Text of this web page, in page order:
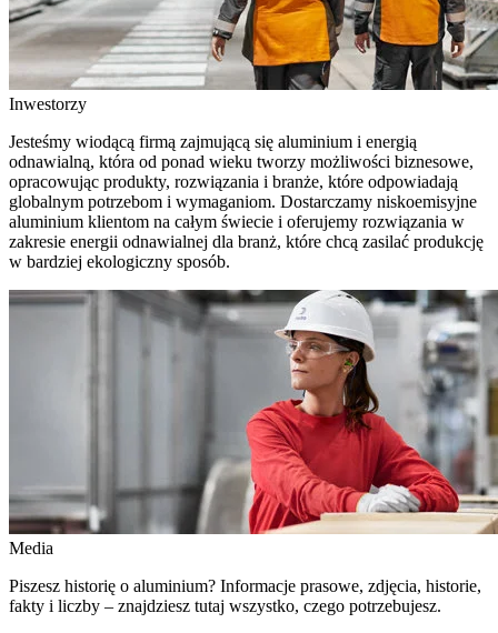
Inwestorzy
Jesteśmy wiodącą firmą zajmującą się aluminium i energią
odnawialną, która od ponad wieku tworzy możliwości biznesowe,
opracowując produkty, rozwiązania i branże, które odpowiadają
globalnym potrzebom i wymaganiom. Dostarczamy niskoemisyjne
aluminium klientom na całym świecie i oferujemy rozwiązania w
zakresie energii odnawialnej dla branż, które chcą zasilać produkcję
w bardziej ekologiczny sposób.
Media
Piszesz historię o aluminium? Informacje prasowe, zdjęcia, historie,
fakty i liczby – znajdziesz tutaj wszystko, czego potrzebujesz.